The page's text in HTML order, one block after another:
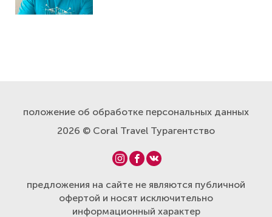
положение об обработке персональных данных
2026 © Coral Travel Турагентство
предложения на сайте не являются публичной
офертой и носят исключительно
информационный характер